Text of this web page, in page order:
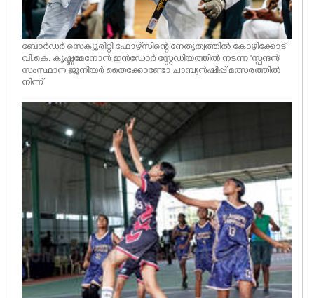
ബോര്‍ഡര്‍ സെക്യൂരിറ്റി ഫോഴ്‌സിന്റെ നേതൃത്വത്തില്‍ കോഴിക്കോട്
വി.കെ. കൃഷ്ണമേനോൻ ഇൻഡോർ സ്റ്റേഡിയത്തിൽ നടന്ന 'സ്പന്ദൻ'
സംസ്ഥാന ജൂനിയർ തൈക്കോണ്ടോ ചാമ്പ്യന്‍ഷിപ്പ് മത്സരത്തില്‍
നിന്ന്